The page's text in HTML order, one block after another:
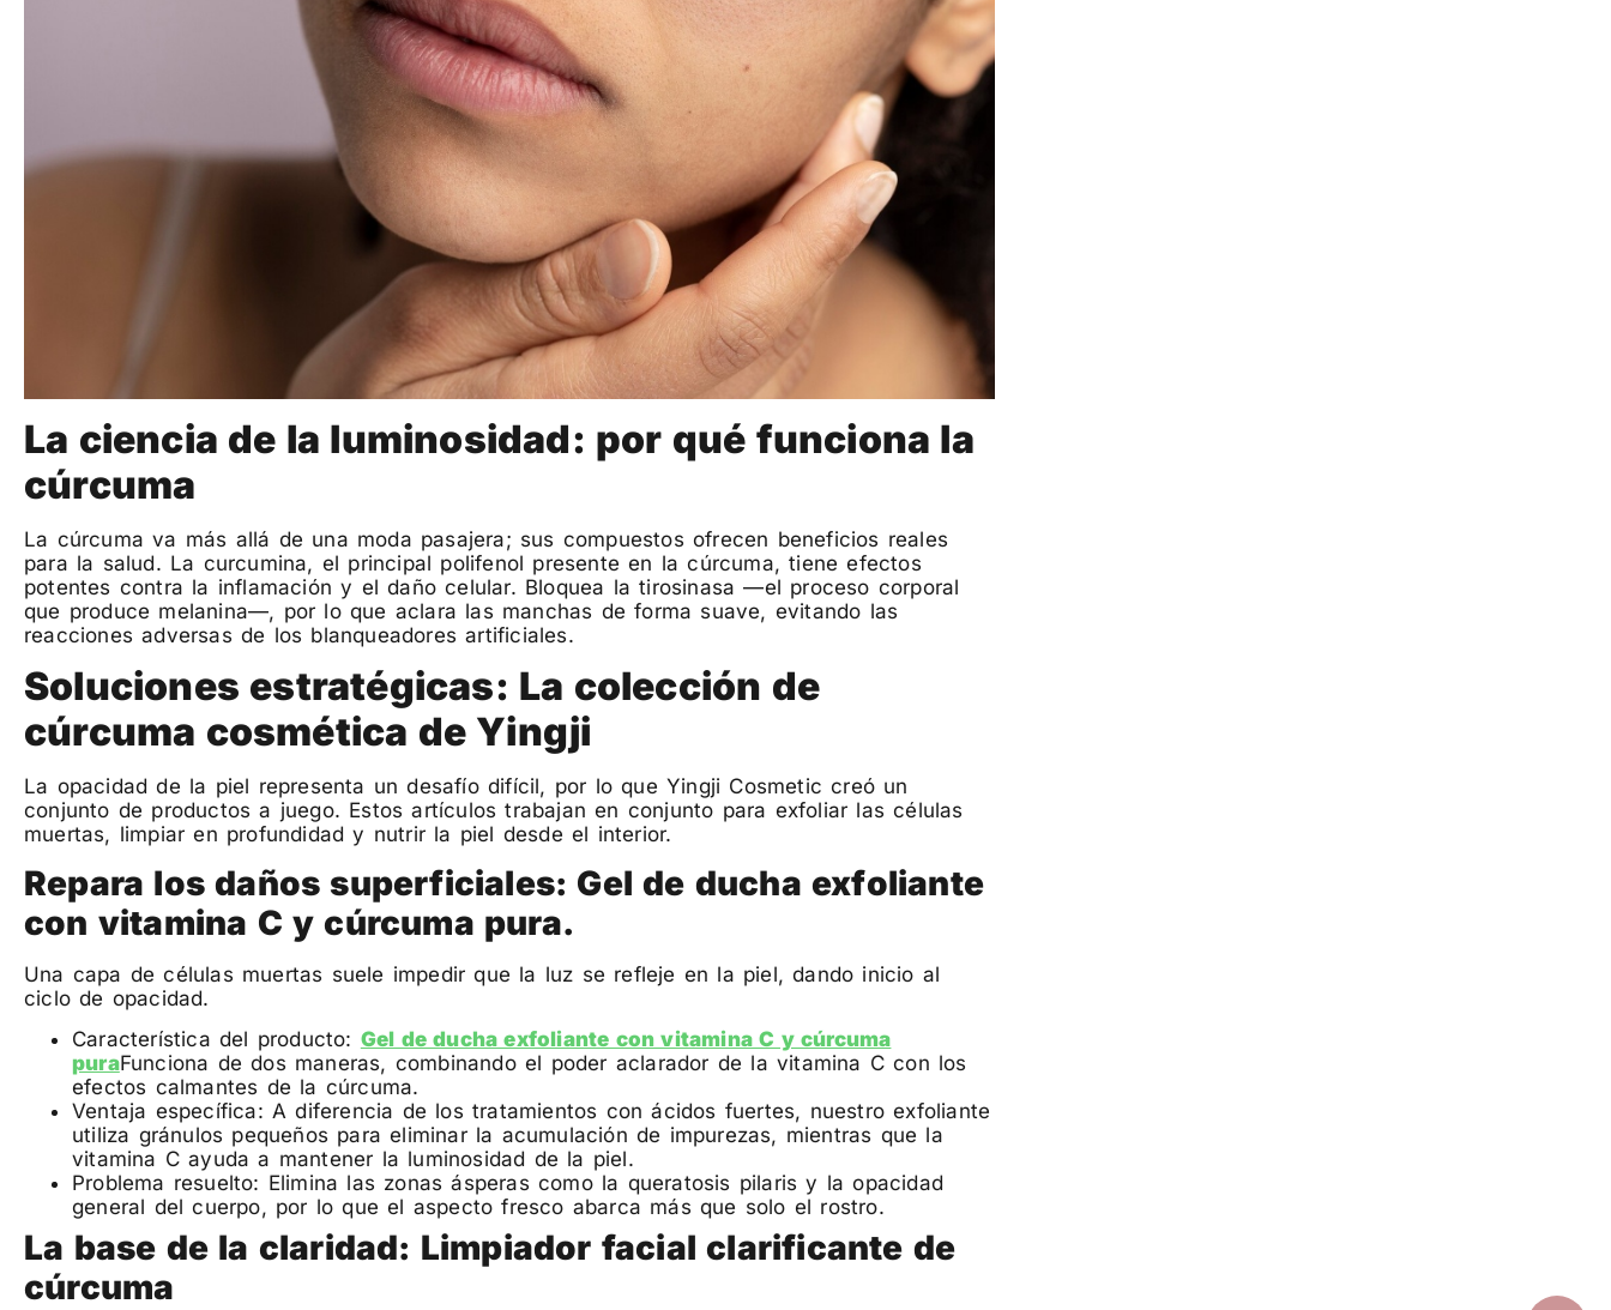
La ciencia de la luminosidad: por qué funciona la
cúrcuma
La cúrcuma va más allá de una moda pasajera; sus compuestos ofrecen beneficios reales
para la salud. La curcumina, el principal polifenol presente en la cúrcuma, tiene efectos
potentes contra la inflamación y el daño celular. Bloquea la tirosinasa —el proceso corporal
que produce melanina—, por lo que aclara las manchas de forma suave, evitando las
reacciones adversas de los blanqueadores artificiales.
Soluciones estratégicas: La colección de
cúrcuma cosmética de Yingji
La opacidad de la piel representa un desafío difícil, por lo que Yingji Cosmetic creó un
conjunto de productos a juego. Estos artículos trabajan en conjunto para exfoliar las células
muertas, limpiar en profundidad y nutrir la piel desde el interior.
Repara los daños superficiales: Gel de ducha exfoliante
con vitamina C y cúrcuma pura.
Una capa de células muertas suele impedir que la luz se refleje en la piel, dando inicio al
ciclo de opacidad.
Característica del producto: Gel de ducha exfoliante con vitamina C y cúrcuma
puraFunciona de dos maneras, combinando el poder aclarador de la vitamina C con los
efectos calmantes de la cúrcuma.
Ventaja específica: A diferencia de los tratamientos con ácidos fuertes, nuestro exfoliante
utiliza gránulos pequeños para eliminar la acumulación de impurezas, mientras que la
vitamina C ayuda a mantener la luminosidad de la piel.
Problema resuelto: Elimina las zonas ásperas como la queratosis pilaris y la opacidad
general del cuerpo, por lo que el aspecto fresco abarca más que solo el rostro.
La base de la claridad: Limpiador facial clarificante de
cúrcuma